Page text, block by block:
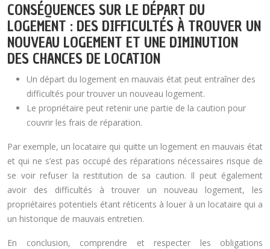
CONSÉQUENCES SUR LE DÉPART DU
LOGEMENT : DES DIFFICULTÉS À TROUVER UN
NOUVEAU LOGEMENT ET UNE DIMINUTION
DES CHANCES DE LOCATION
Un départ du logement en mauvais état peut entraîner des
difficultés pour trouver un nouveau logement.
Le propriétaire peut retenir une partie de la caution pour
couvrir les frais de réparation.
Par exemple, un locataire qui quitte un logement en mauvais état
et qui ne s’est pas occupé des réparations nécessaires risque de
se voir refuser la restitution de sa caution. Il peut également
avoir des difficultés à trouver un nouveau logement, les
propriétaires potentiels étant réticents à louer à un locataire qui a
un historique de mauvais entretien.
En conclusion, comprendre et respecter les obligations